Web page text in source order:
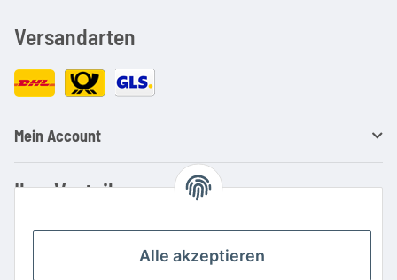
Versandarten
Mein Account
Ihre Vorteile
Kauf auf RechnungAlle akzeptieren